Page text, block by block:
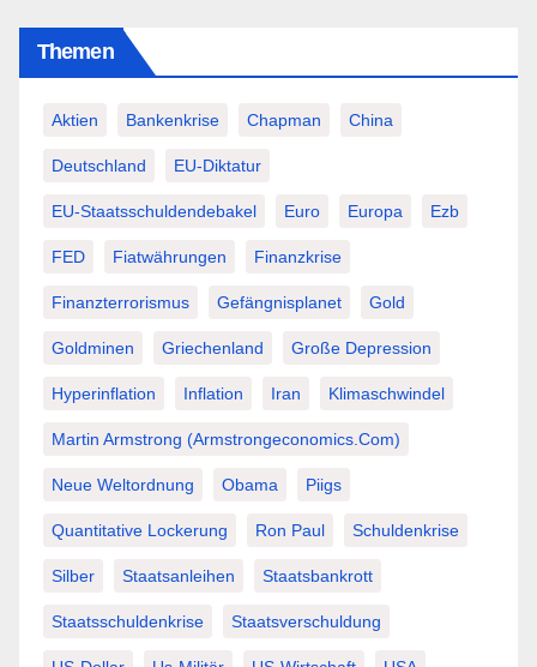
Beiträge
Themen
Aktien Bankenkrise Chapman China
Deutschland EU-Diktatur
EU-Staatsschuldendebakel Euro Europa Ezb
FED Fiatwährungen Finanzkrise
Finanzterrorismus Gefängnisplanet Gold
Goldminen Griechenland Große Depression
Hyperinflation Inflation Iran Klimaschwindel
Martin Armstrong (Armstrongeconomics.com)
Neue Weltordnung Obama Piigs
Quantitative Lockerung Ron Paul Schuldenkrise
Silber Staatsanleihen Staatsbankrott
Staatsschuldenkrise Staatsverschuldung